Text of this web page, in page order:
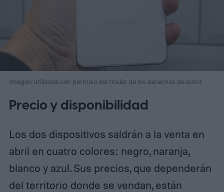
Imagen utilizada con permiso del titular de los derechos de autor
Precio y disponibilidad
Los dos dispositivos saldrán a la venta en
abril en cuatro colores: negro, naranja,
blanco y azul. Sus precios, que dependerán
del territorio donde se vendan, están